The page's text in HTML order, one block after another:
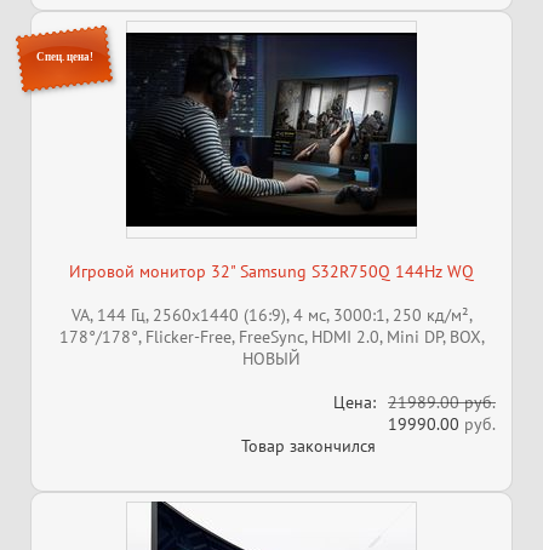
Спец. цена!
Игровой монитор 32" Samsung S32R750Q 144Hz WQ
VA, 144 Гц, 2560x1440 (16:9), 4 мс, 3000:1, 250 кд/м²,
178°/178°, Flicker-Free, FreeSync, HDMI 2.0, Mini DP, BOX,
НОВЫЙ
Цена: 21989.00 руб.
19990.00 руб.
Товар закончился